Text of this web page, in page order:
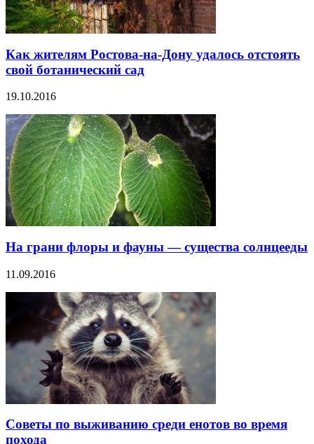
Как жителям Ростова-на-Дону удалось отстоять
свой ботанический сад
19.10.2016
На грани флоры и фауны — существа солнцееды
11.09.2016
Советы по выживанию среди енотов во время
похода